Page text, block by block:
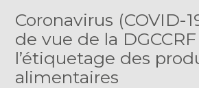
Coronavirus (COVID-
de vue de la
l’étiquetage des
alimentaires